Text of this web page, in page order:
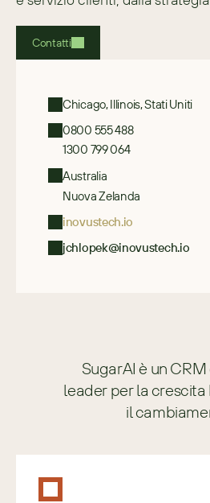
Contatti
Chicago, Illinois, Stati Uniti
0800 555 488
1300 799 064
Australia
Nuova Zelanda
inovustech.io
jchlopek@inovustech.io
SugarAI è un
leader per la crescita
il